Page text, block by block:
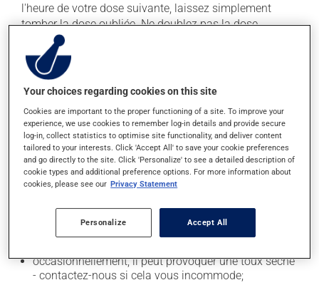
l'heure de votre dose suivante, laissez simplement
tomber la dose oubliée. Ne doublez pas la dose
suivante pour tenter de vous rattraper.
Ce médicament peut être pris avec ou sans nourriture,
sans égard aux repas ou aux collations.
Effets indésirables
En plus de ses effets recherchés, ce produit peut à
l'occasion entraîner certains effets indésirables (effets
secondaires), notamment :
il peut causer des maux de tête;
il peut causer des étourdissements - levez-vous
lentement;
occasionnellement, il peut provoquer une toux sèche
- contactez-nous si cela vous incommode;
Your choices regarding cookies on this site
Cookies are important to the proper functioning of a site. To improve your
experience, we use cookies to remember log-in details and provide secure
log-in, collect statistics to optimise site functionality, and deliver content
tailored to your interests. Click 'Accept All' to save your cookie preferences
and go directly to the site. Click 'Personalize' to see a detailed description of
cookie types and additional preference options. For more information about
cookies, please see our Privacy Statement
Personalize Accept All